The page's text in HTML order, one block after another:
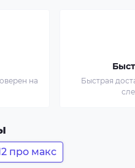
на
Быстрая
про макс